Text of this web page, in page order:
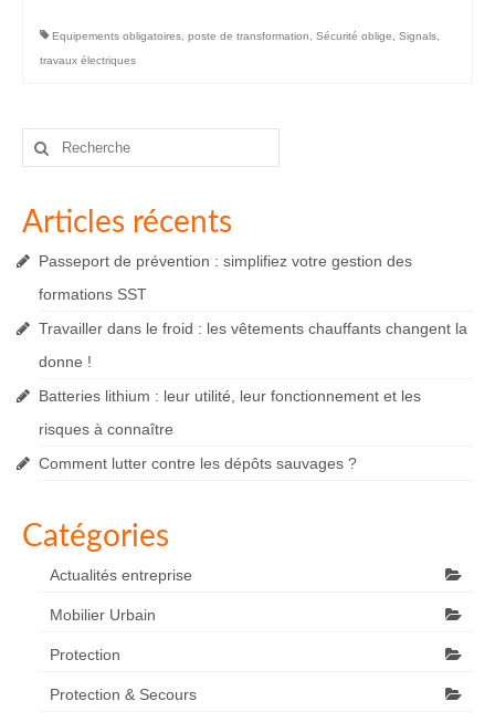
Equipements obligatoires poste de transformation Sécurité oblige Signals
travaux électriques
Rechercher
Articles récents
Passeport de prévention : simplifiez votre gestion des
formations SST
Travailler dans le froid : les vêtements chauffants changent la
donne !
Batteries lithium : leur utilité, leur fonctionnement et les
risques à connaître
Comment lutter contre les dépôts sauvages ?
Catégories
Actualités entreprise
Mobilier Urbain
Protection
Protection & Secours